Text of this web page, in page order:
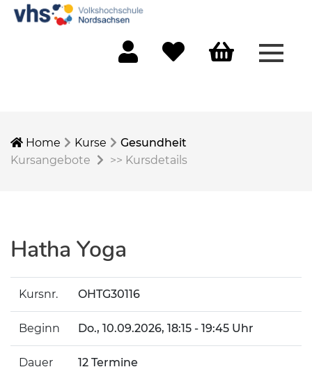
Home Kurse
Gesundheit
Kursangebote
>> Kursdetails
Hatha Yoga
Kursnr. OHTG30116
Beginn Do., 10.09.2026, 18:15 - 19:45 Uhr
Dauer 12 Termine